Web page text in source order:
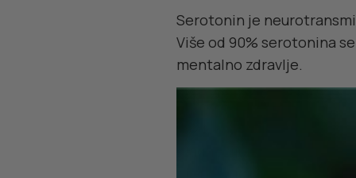
Serotonin je
Više od 90% serotonina
mentalno zdravlje.
Serotonin nastaje iz
plodova). Da bi se
magnezijum i gvožđe.